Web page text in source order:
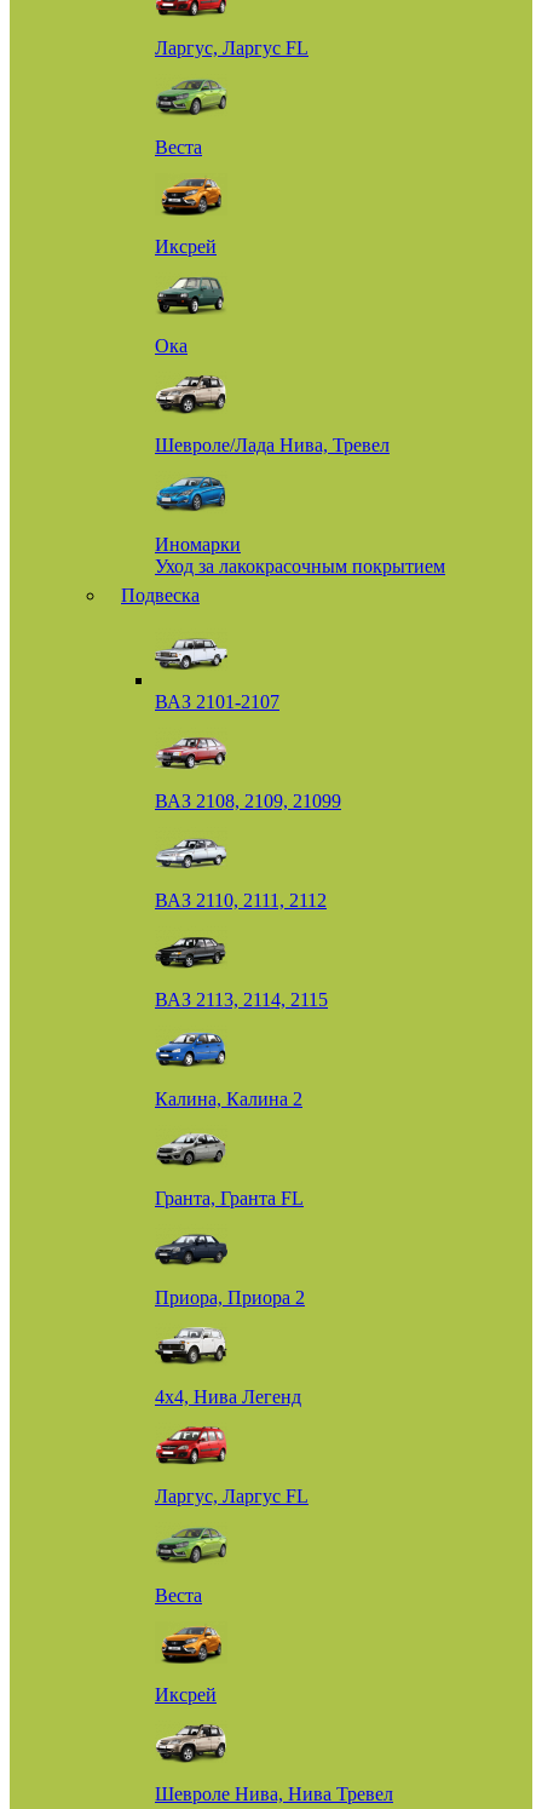
Ларгус, Ларгус FL
Веста
Иксрей
Ока
Шевроле/Лада Нива, Тревел
Иномарки
Уход за лакокрасочным покрытием
Подвеска
ВАЗ 2101-2107
ВАЗ 2108, 2109, 21099
ВАЗ 2110, 2111, 2112
ВАЗ 2113, 2114, 2115
Калина, Калина 2
Гранта, Гранта FL
Приора, Приора 2
4х4, Нива Легенд
Ларгус, Ларгус FL
Веста
Иксрей
Шевроле Нива, Нива Тревел